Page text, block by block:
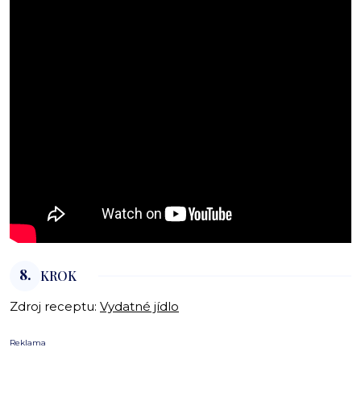
8. KROK
Zdroj receptu: Vydatné jídlo
Reklama